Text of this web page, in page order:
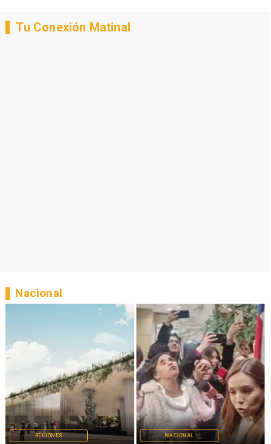
Tu Conexión Matinal
REGIONES NACIONAL
Nacional